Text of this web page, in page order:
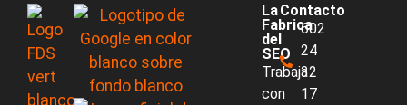
La
Fabrica
del
SEO
Trabaja
con
Contacto
602
24
32
17